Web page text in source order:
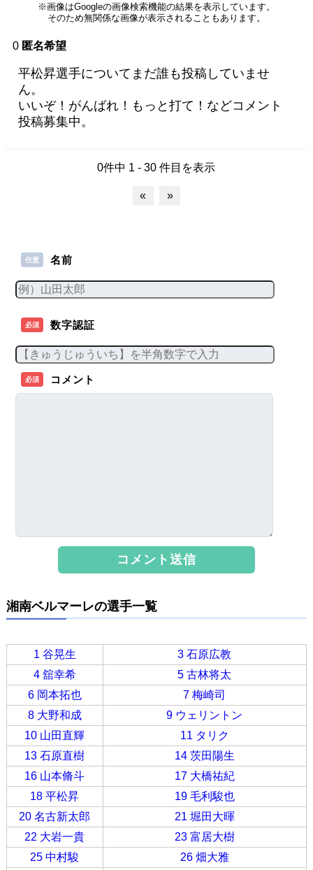
※画像はGoogleの画像検索機能の結果を表示しています。
そのため無関係な画像が表示されることもあります。
0 匿名希望
平松昇選手についてまだ誰も投稿していませ
ん。
いいぞ！がんばれ！もっと打て！などコメント
投稿募集中。
0件中 1 - 30 件目を表示
« »
任意 名前
必須 数字認証
必須 コメント
湘南ベルマーレの選手一覧
1 谷晃生
3 石原広教
4 舘幸希
5 古林将太
6 岡本拓也
7 梅崎司
8 大野和成
9 ウェリントン
10 山田直輝
11 タリク
13 石原直樹
14 茨田陽生
16 山本脩斗
17 大橋祐紀
18 平松昇
19 毛利駿也
20 名古新太郎
21 堀田大暉
22 大岩一貴
23 富居大樹
25 中村駿
26 畑大雅